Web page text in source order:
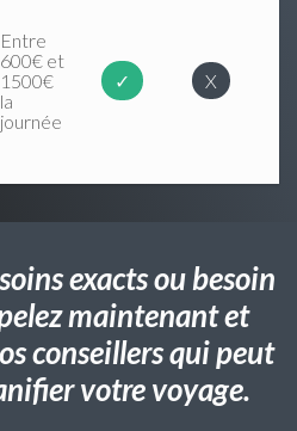
Entre
600€ et
1500€
la
journée
✓ X
exacts ou besoin
maintenant et
conseillers qui peut
votre voyage.